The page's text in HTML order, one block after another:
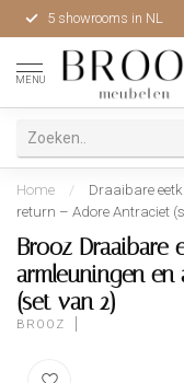
5 showrooms in NL
MENU
Home /
Draaibare
return – Adore Antraciet
Brooz Draaibare
armleuningen
(set van 2)
BROOZ